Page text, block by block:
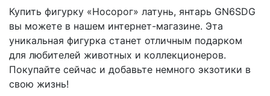
Купить фигурку «Носорог» латунь, янтарь GN6SDG
вы можете в нашем интернет-магазине. Эта
уникальная фигурка станет отличным подарком
для любителей животных и коллекционеров.
Покупайте сейчас и добавьте немного экзотики в
свою жизнь!